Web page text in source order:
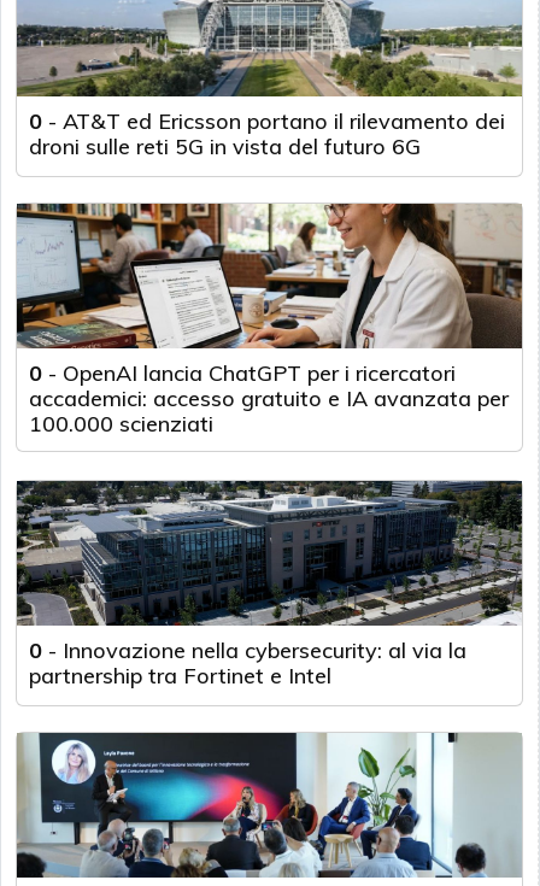
0 - AT&T ed Ericsson portano il rilevamento dei
droni sulle reti 5G in vista del futuro 6G
0 - OpenAI lancia ChatGPT per i ricercatori
accademici: accesso gratuito e IA avanzata per
100.000 scienziati
0 - Innovazione nella cybersecurity: al via la
partnership tra Fortinet e Intel